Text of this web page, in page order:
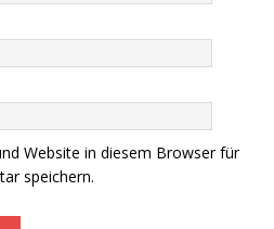
Website in diesem Browser für
speichern.